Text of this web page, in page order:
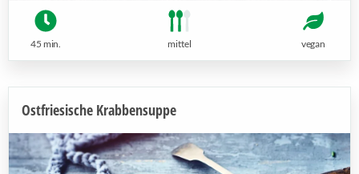
45 min. mittel vegan
Ostfriesische Krabbensuppe